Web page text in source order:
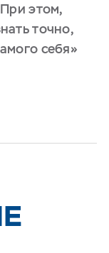
этом,
точно,
себя»